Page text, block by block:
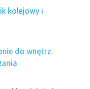
kolejowy i
do wnętrz: